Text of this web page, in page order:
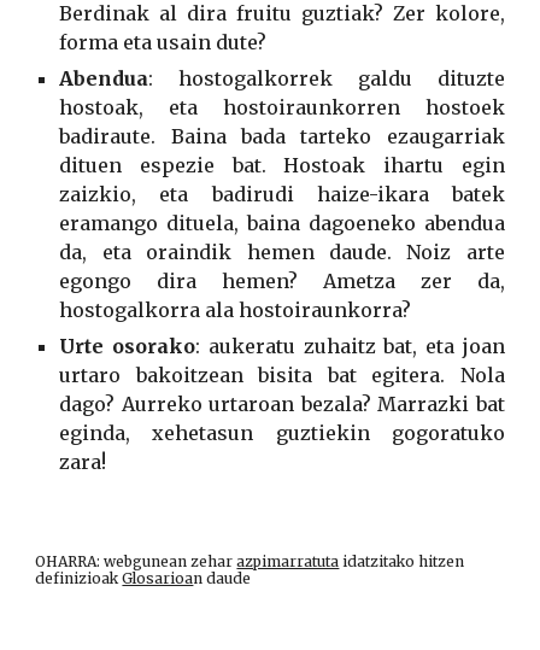
Berdinak al dira fruitu guztiak? Zer kolore,
forma eta usain dute?
Abendua: hostogalkorrek galdu dituzte
hostoak, eta hostoiraunkorren hostoek
badiraute. Baina bada tarteko ezaugarriak
dituen espezie bat. Hostoak ihartu egin
zaizkio, eta badirudi haize-ikara batek
eramango dituela, baina dagoeneko abendua
da, eta oraindik hemen daude. Noiz arte
egongo dira hemen? Ametza zer da,
hostogalkorra ala hostoiraunkorra?
Urte osorako: aukeratu zuhaitz bat, eta joan
urtaro bakoitzean bisita bat egitera. Nola
dago? Aurreko urtaroan bezala? Marrazki bat
eginda, xehetasun guztiekin gogoratuko
zara!
OHARRA: webgunean zeharazpimarratuta idatzitako hitzen
definizioakGlosarioan daude